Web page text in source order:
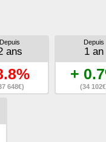
Depuis
ans
648€)
Depuis
1 an
+
(34